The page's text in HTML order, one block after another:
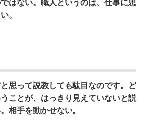
はない。職人というのは、仕事に忠
。
思って説教しても駄目なのです。ど
ことが、はっきり見えていないと説
相手を動かせない。